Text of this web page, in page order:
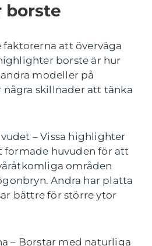
borste
faktorerna att överväga
borste är hur
modeller på
några skillnader att tänka
– Vissa highlighter
formade huvuden för att
områden
Andra har platta
bättre för större ytor
– Borstar med naturliga